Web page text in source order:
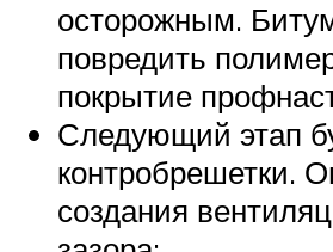
осторожным.
повредить
покрытие
Следующий этап
контробрешетки.
создания